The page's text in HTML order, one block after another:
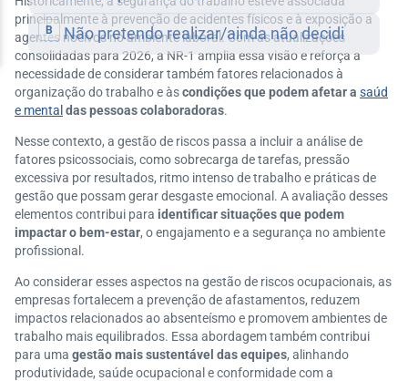
principalmente à prevenção de acidentes físicos e à exposição a
agentes nocivos no ambiente laboral. Com as atualizações
consolidadas para 2026, a NR-1 amplia essa visão e reforça a
necessidade de considerar também fatores relacionados à
organização do trabalho e àscondições que podem afetar a saúd
e mental das pessoas colaboradoras.
Nesse contexto, a gestão de riscos passa a incluir a análise de
fatores psicossociais, como sobrecarga de tarefas, pressão
excessiva por resultados, ritmo intenso de trabalho e práticas de
gestão que possam gerar desgaste emocional. A avaliação desses
elementos contribui para identificar situações que podem
impactar o bem-estar, o engajamento e a segurança no ambiente
profissional.
Ao considerar esses aspectos na gestão de riscos ocupacionais, as
empresas fortalecem a prevenção de afastamentos, reduzem
impactos relacionados ao absenteísmo e promovem ambientes de
trabalho mais equilibrados. Essa abordagem também contribui
para uma gestão mais sustentável das equipes, alinhando
produtividade, saúde ocupacional e conformidade com a